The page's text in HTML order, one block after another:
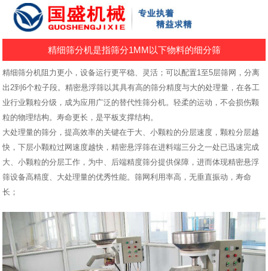
精细筛分机是指筛分1MM以下物料的细分筛
精细筛分机阻力更小，设备运行更平稳、灵活；可以配置1至5层筛网，分离
出2到6个粒子段。精密悬浮筛以其具有高的筛分精度与大的处理量，在各工
业行业颗粒分级，成为应用广泛的替代性筛分机。轻柔的运动，不会损伤颗
粒的物理结构。寿命更长，是平板支撑结构。
大处理量的筛分，提高效率的关键在于大、小颗粒的分层速度，颗粒分层越
快，下层小颗粒过网速度越快，精密悬浮筛在进料端三分之一处已迅速完成
大、小颗粒的分层工作，为中、后端精度筛分提供保障，进而体现精密悬浮
筛设备高精度、大处理量的优秀性能。筛网利用率高，无垂直振动，寿命
长；